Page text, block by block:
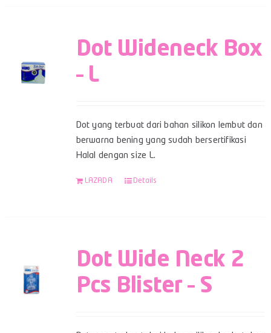
Dot Wideneck Box
– L
Dot yang terbuat dari bahan silikon lembut dan
berwarna bening yang sudah bersertifikasi
Halal dengan size L.
LAZADA Details
Dot Wide Neck 2
Pcs Blister – S